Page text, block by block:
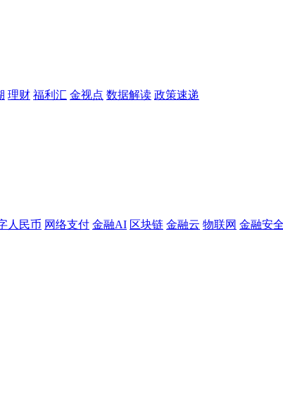
理财 福利汇 金视点 数据解读 政策速递
人民币 网络支付 金融AI 区块链 金融云 物联网 金融安全